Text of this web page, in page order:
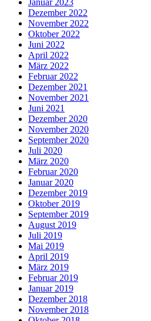
Dezember 2022
November 2022
Oktober 2022
Juni 2022
April 2022
März 2022
Februar 2022
Dezember 2021
November 2021
Juni 2021
Dezember 2020
November 2020
September 2020
Juli 2020
März 2020
Februar 2020
Januar 2020
Dezember 2019
Oktober 2019
September 2019
August 2019
Juli 2019
Mai 2019
April 2019
März 2019
Februar 2019
Januar 2019
Dezember 2018
November 2018